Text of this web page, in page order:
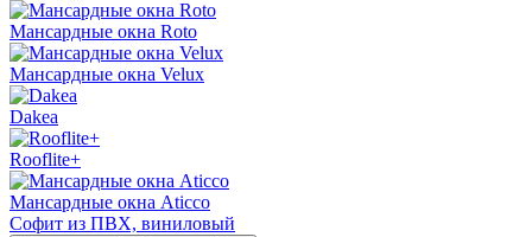
Мансардные окна Roto
Мансардные окна Velux
Dakea
Rooflite+
Мансардные окна Aticco
Софит из ПВХ, виниловый